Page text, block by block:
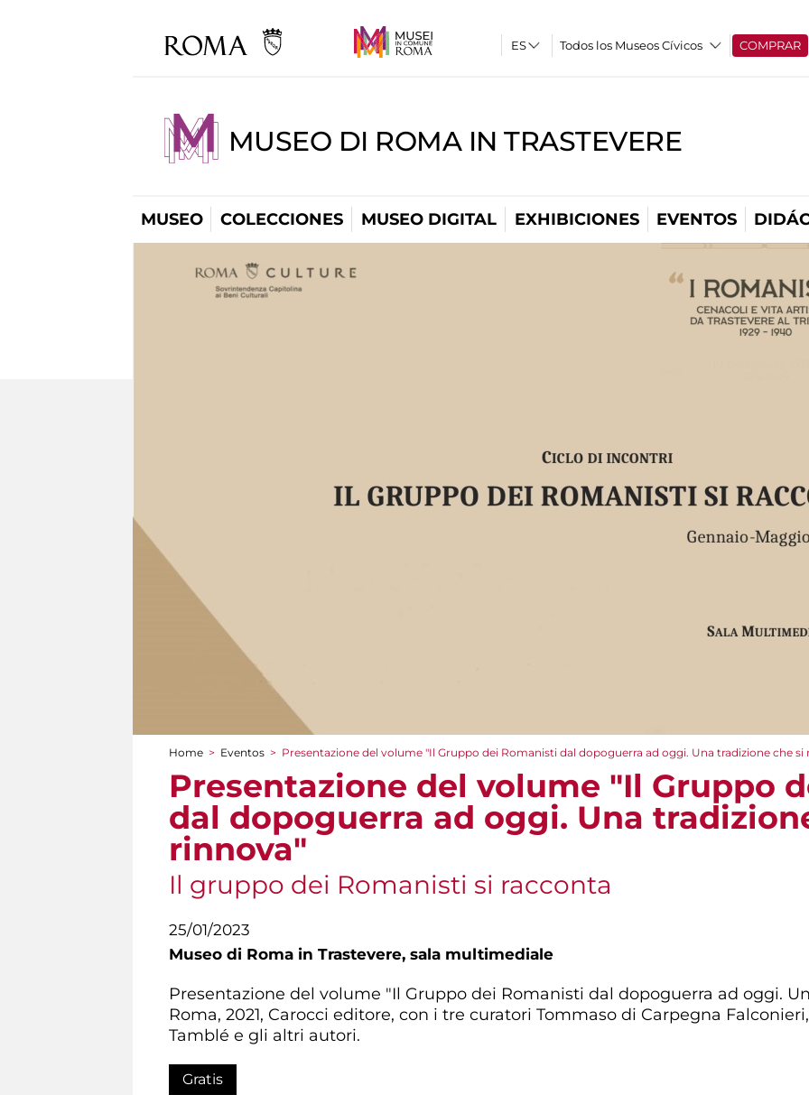
Todos los Museos Cívicos COMPRAR
MUSEO DI ROMA IN TRASTEVERE
MUSEO COLECCIONES MUSEO DIGITAL EXHIBICIONES EVENTOS
You are here
Home > Eventos > Presentazione del volume "Il Gruppo dei Romanisti dal dopoguerra ad oggi. Una tradizione che si
Presentazione del volume "Il Gruppo
dal dopoguerra ad oggi. Una
rinnova"
Il gruppo dei Romanisti si racconta
25/01/2023
Museo di Roma in Trastevere, sala multimediale
Presentazione del volume "Il Gruppo dei Romanisti dal dopoguerra ad oggi.
Roma, 2021, Carocci editore, con i tre curatori Tommaso di Carpegna
Tamblé e gli altri autori.
Gratis